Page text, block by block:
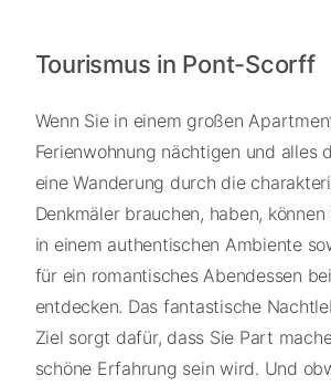
Tourismus in Pont-Scorff
Wenn Sie in einem großen
Ferienwohnung nächtigen und alles
eine Wanderung durch die
Denkmäler brauchen, haben,
in einem authentischen Ambiente
für ein romantisches Abendessen
entdecken. Das fantastische
Ziel sorgt dafür, dass Sie Part
schöne Erfahrung sein wird. Und